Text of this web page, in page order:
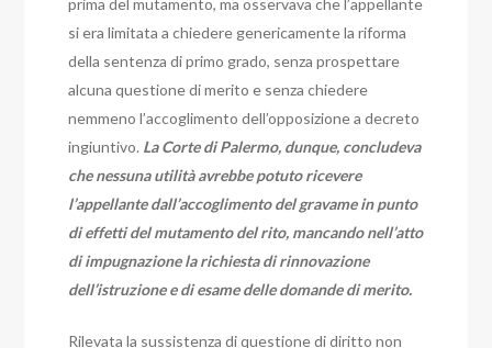
prima del mutamento, ma osservava che l’appellante
si era limitata a chiedere genericamente la riforma
della sentenza di primo grado, senza prospettare
alcuna questione di merito e senza chiedere
nemmeno l’accoglimento dell’opposizione a decreto
ingiuntivo. La Corte di Palermo, dunque, concludeva
che nessuna utilità avrebbe potuto ricevere
l’appellante dall’accoglimento del gravame in punto
di effetti del mutamento del rito, mancando nell’atto
di impugnazione la richiesta di rinnovazione
dell’istruzione e di esame delle domande di merito.
Rilevata la sussistenza di questione di diritto non